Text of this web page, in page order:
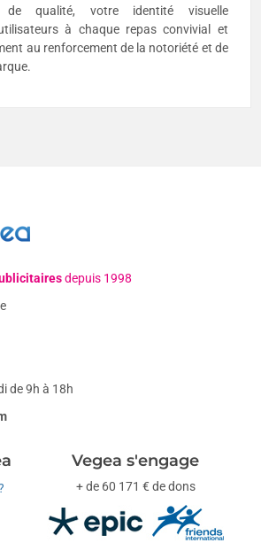
de qualité, votre identité visuelle
à chaque repas convivial et
au renforcement de la notoriété et de
depuis 1998
de 9h à 18h
Vegea s'engage
+ de 60 171 € de dons